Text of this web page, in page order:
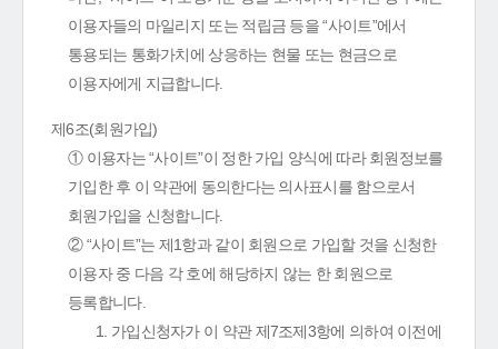
이용자들의 마일리지 또는 적립금 등을 “사이트”에서
통용되는 통화가치에 상응하는 현물 또는 현금으로
이용자에게 지급합니다.
제6조(회원가입)
① 이용자는 “사이트”이 정한 가입 양식에 따라 회원정보를
기입한 후 이 약관에 동의한다는 의사표시를 함으로서
회원가입을 신청합니다.
② “사이트”는 제1항과 같이 회원으로 가입할 것을 신청한
이용자 중 다음 각 호에 해당하지 않는 한 회원으로
등록합니다.
1. 가입신청자가 이 약관 제7조제3항에 의하여 이전에